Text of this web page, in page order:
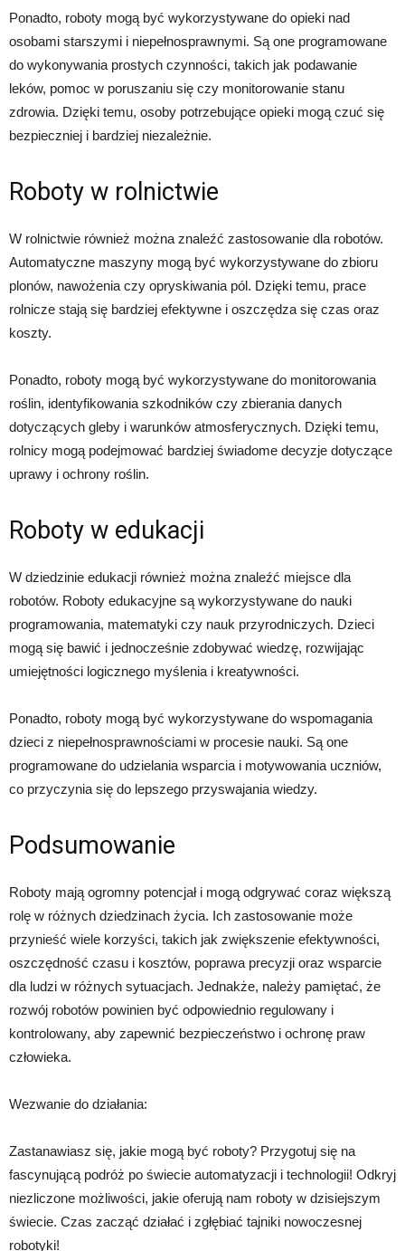
Ponadto, roboty mogą być wykorzystywane do opieki nad
osobami starszymi i niepełnosprawnymi. Są one programowane
do wykonywania prostych czynności, takich jak podawanie
leków, pomoc w poruszaniu się czy monitorowanie stanu
zdrowia. Dzięki temu, osoby potrzebujące opieki mogą czuć się
bezpieczniej i bardziej niezależnie.
Roboty w rolnictwie
W rolnictwie również można znaleźć zastosowanie dla robotów.
Automatyczne maszyny mogą być wykorzystywane do zbioru
plonów, nawożenia czy opryskiwania pól. Dzięki temu, prace
rolnicze stają się bardziej efektywne i oszczędza się czas oraz
koszty.
Ponadto, roboty mogą być wykorzystywane do monitorowania
roślin, identyfikowania szkodników czy zbierania danych
dotyczących gleby i warunków atmosferycznych. Dzięki temu,
rolnicy mogą podejmować bardziej świadome decyzje dotyczące
uprawy i ochrony roślin.
Roboty w edukacji
W dziedzinie edukacji również można znaleźć miejsce dla
robotów. Roboty edukacyjne są wykorzystywane do nauki
programowania, matematyki czy nauk przyrodniczych. Dzieci
mogą się bawić i jednocześnie zdobywać wiedzę, rozwijając
umiejętności logicznego myślenia i kreatywności.
Ponadto, roboty mogą być wykorzystywane do wspomagania
dzieci z niepełnosprawnościami w procesie nauki. Są one
programowane do udzielania wsparcia i motywowania uczniów,
co przyczynia się do lepszego przyswajania wiedzy.
Podsumowanie
Roboty mają ogromny potencjał i mogą odgrywać coraz większą
rolę w różnych dziedzinach życia. Ich zastosowanie może
przynieść wiele korzyści, takich jak zwiększenie efektywności,
oszczędność czasu i kosztów, poprawa precyzji oraz wsparcie
dla ludzi w różnych sytuacjach. Jednakże, należy pamiętać, że
rozwój robotów powinien być odpowiednio regulowany i
kontrolowany, aby zapewnić bezpieczeństwo i ochronę praw
człowieka.
Wezwanie do działania:
Zastanawiasz się, jakie mogą być roboty? Przygotuj się na
fascynującą podróż po świecie automatyzacji i technologii! Odkryj
niezliczone możliwości, jakie oferują nam roboty w dzisiejszym
świecie. Czas zacząć działać i zgłębiać tajniki nowoczesnej
robotyki!